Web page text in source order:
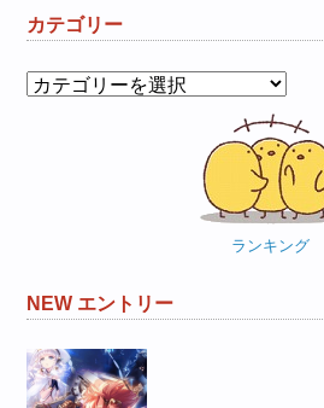
カテゴリー
カ
ランキング
NEW エントリー